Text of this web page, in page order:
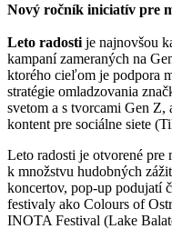
Nový ročník iniciatív pre
Leto radosti je najnovšou
kampaní zameraných na
ktorého cieľom je podpora
stratégie omladzovania
svetom a s tvorcami Gen
kontent pre sociálne siete
Leto radosti je otvorené
k množstvu hudobných
koncertov, pop-up podujatí
festivaly ako Colours of
INOTA Festival (Lake